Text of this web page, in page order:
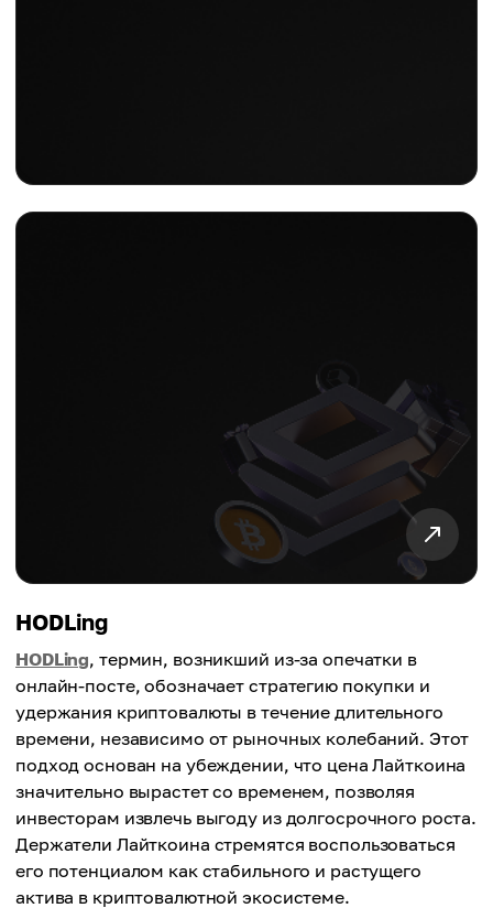
HODLing
HODLing, термин, возникший из-за опечатки в
онлайн-посте, обозначает стратегию покупки и
удержания криптовалюты в течение длительного
времени, независимо от рыночных колебаний. Этот
подход основан на убеждении, что цена Лайткоина
значительно вырастет со временем, позволяя
инвесторам извлечь выгоду из долгосрочного роста.
Держатели Лайткоина стремятся воспользоваться
его потенциалом как стабильного и растущего
актива в криптовалютной экосистеме.